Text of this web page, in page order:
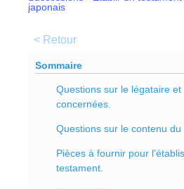
japonais
< Retour
Sommaire
Questions sur le légataire
concernées.
Questions sur le contenu du
Pièces à fournir pour
testament.